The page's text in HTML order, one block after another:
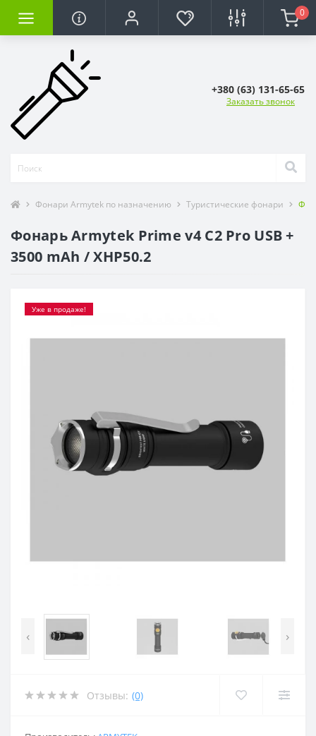
0
+380 (63) 131-65-65
Заказать звонок
Фонари Armytek по назначению Туристические фонари
Фонарь Armytek Prime v4 C2 Pro USB +
3500 mAh / XHP50.2
Уже в продаже!
‹ ›
Отзывы: (0)